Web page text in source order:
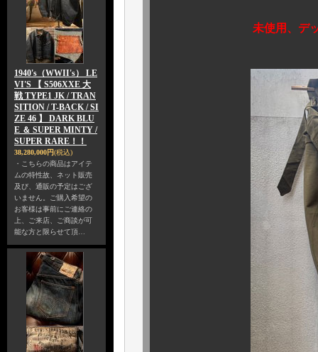
1940's（WWII's） LE
VI'S 【 S506XXE 大
戦 TYPE1 JK / TRAN
SITION / T-BACK / SI
ZE 46 】 DARK BLU
E ＆ SUPER MINTY /
SUPER RARE！！
38,280,000円(税込)
・こちらの商品はアイテ
ムの特性故、ネット販売
及び、通販の予定はござ
いません。ご購入希望の
お客様は事前にご連絡の
上、ご来店、ご商談が可
能な方と限らせて頂…
未使用、デ